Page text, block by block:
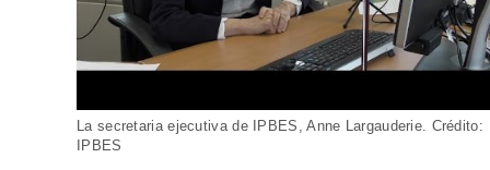
La secretaria ejecutiva de IPBES, Anne Largauderie. Crédito:
IPBES